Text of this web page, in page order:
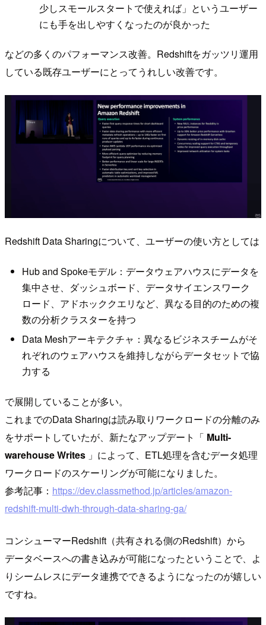
少しスモールスタートで使えれば」というユーザー
にも手を出しやすくなったのが良かった
などの多くのパフォーマンス改善。Redshiftをガッツリ運用
している既存ユーザーにとってうれしい改善です。
Redshift Data Sharingについて、ユーザーの使い方としては
Hub and Spokeモデル：データウェアハウスにデータを
集中させ、ダッシュボード、データサイエンスワーク
ロード、アドホッククエリなど、異なる目的のための複
数の分析クラスターを持つ
Data Meshアーキテクチャ：異なるビジネスチームがそ
れぞれのウェアハウスを維持しながらデータセットで協
力する
で展開していることが多い。
これまでのData Sharingは読み取りワークロードの分離のみ
をサポートしていたが、新たなアップデート「 Multi-
warehouse Writes 」によって、ETL処理を含むデータ処理
ワークロードのスケーリングが可能になりました。
参考記事： https://dev.classmethod.jp/articles/amazon-
redshift-multi-dwh-through-data-sharing-ga/
コンシューマーRedshift（共有される側のRedshift）から
データベースへの書き込みが可能になったということで、よ
りシームレスにデータ連携でできるようになったのが嬉しい
ですね。